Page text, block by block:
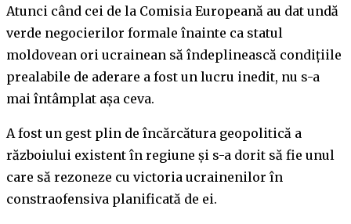
Atunci când cei de la Comisia Europeană au dat undă
verde negocierilor formale înainte ca statul
moldovean ori ucrainean să îndeplinească condițiile
prealabile de aderare a fost un lucru inedit, nu s-a
mai întâmplat așa ceva.
A fost un gest plin de încărcătura geopolitică a
războiului existent în regiune și s-a dorit să fie unul
care să rezoneze cu victoria ucrainenilor în
constraofensiva planificată de ei.